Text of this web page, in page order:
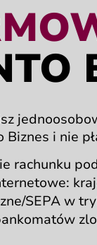
Biznes i nie
rachunku
SEPAw